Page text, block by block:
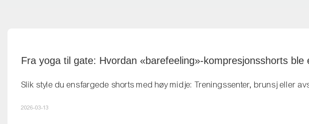
Fra yoga til gate: Hvordan «barefeeling»-kompresjonsshorts
Slik style du ensfargede shorts med høy midje: Treningssenter, brunsj eller
2026-03-13